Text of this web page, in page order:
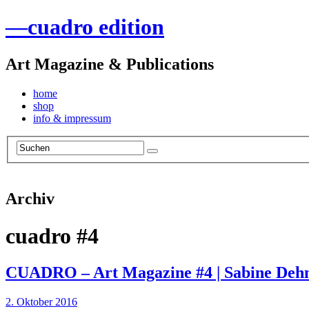
—cuadro edition
Art Magazine & Publications
home
shop
info & impressum
Archiv
cuadro #4
CUADRO – Art Magazine #4 | Sabine
2. Oktober 2016